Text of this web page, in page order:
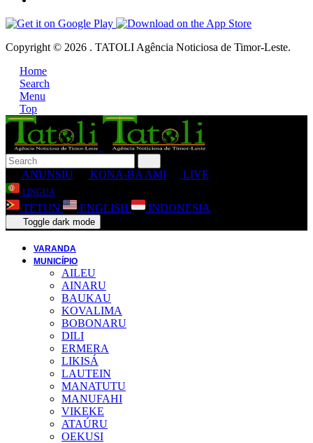
Copyright © 2026 . TATOLI Agência Noticiosa de Timor-Leste.
Home
Search
Menu
Top
ANUNSIU KONA-BA AMI LIVE
LINGUA
TETUN ENGLISH INDONESIA
Toggle dark mode
VARANDA
MUNICÍPIO
AILEU
AINARU
BAUKAU
KOVALIMA
BOBONARU
DILI
ERMERA
LIKISÁ
LAUTEIN
MANATUTU
MANUFAHI
VIKEKE
ATAÚRU
OEKUSI